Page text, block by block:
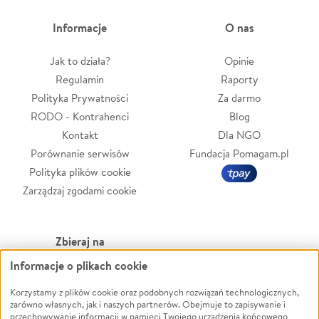
Informacje
Jak to działa?
Regulamin
Polityka Prywatności
RODO - Kontrahenci
Kontakt
Porównanie serwisów
Polityka plików cookie
Zarządzaj zgodami cookie
O nas
Opinie
Raporty
Za darmo
Blog
Dla NGO
Fundacja Pomagam.pl
Zbieraj na
Leczenie
Zwierzęta
Pożar
Powódź
Wichura
Informacje o plikach cookie
Korzystamy z plików cookie oraz podobnych rozwiązań technologicznych,
zarówno własnych, jak i naszych partnerów. Obejmuje to zapisywanie i